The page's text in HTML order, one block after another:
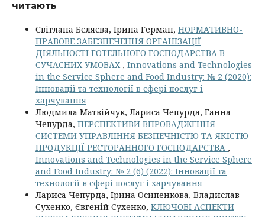
читають
Світлана Бєляєва, Ірина Герман, НОРМАТИВНО-
ПРАВОВЕ ЗАБЕЗПЕЧЕННЯ ОРГАНІЗАЦІЇ
ДІЯЛЬНОСТІ ГОТЕЛЬНОГО ГОСПОДАРСТВА В
СУЧАСНИХ УМОВАХ , Innovations and Technologies
in the Service Sphere and Food Industry: № 2 (2020):
Інновації та технології в сфері послуг і
харчування
Людмила Матвійчук, Лариса Чепурда, Ганна
Чепурда, ПЕРСПЕКТИВИ ВПРОВАДЖЕННЯ
СИСТЕМИ УПРАВЛІННЯ БЕЗПЕЧНІСТЮ ТА ЯКІСТЮ
ПРОДУКЦІЇ РЕСТОРАННОГО ГОСПОДАРСТВА ,
Innovations and Technologies in the Service Sphere
and Food Industry: № 2 (6) (2022): Інновації та
технології в сфері послуг і харчування
Лариса Чепурда, Ірина Осипенкова, Владислав
Сухенко, Євгеній Сухенко, КЛЮЧОВІ АСПЕКТИ